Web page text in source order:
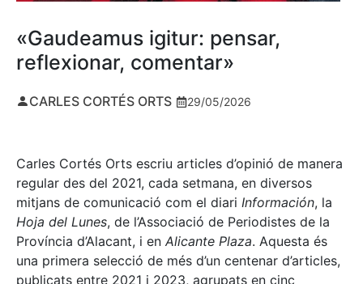
«Gaudeamus igitur: pensar,
reflexionar, comentar»
CARLES CORTÉS ORTS 29/05/2026
Carles Cortés Orts escriu articles d’opinió de manera
regular des del 2021, cada setmana, en diversos
mitjans de comunicació com el diari Información, la
Hoja del Lunes, de l’Associació de Periodistes de la
Província d’Alacant, i en Alicante Plaza. Aquesta és
una primera selecció de més d’un centenar d’articles,
publicats entre 2021 i 2023, agrupats en cinc